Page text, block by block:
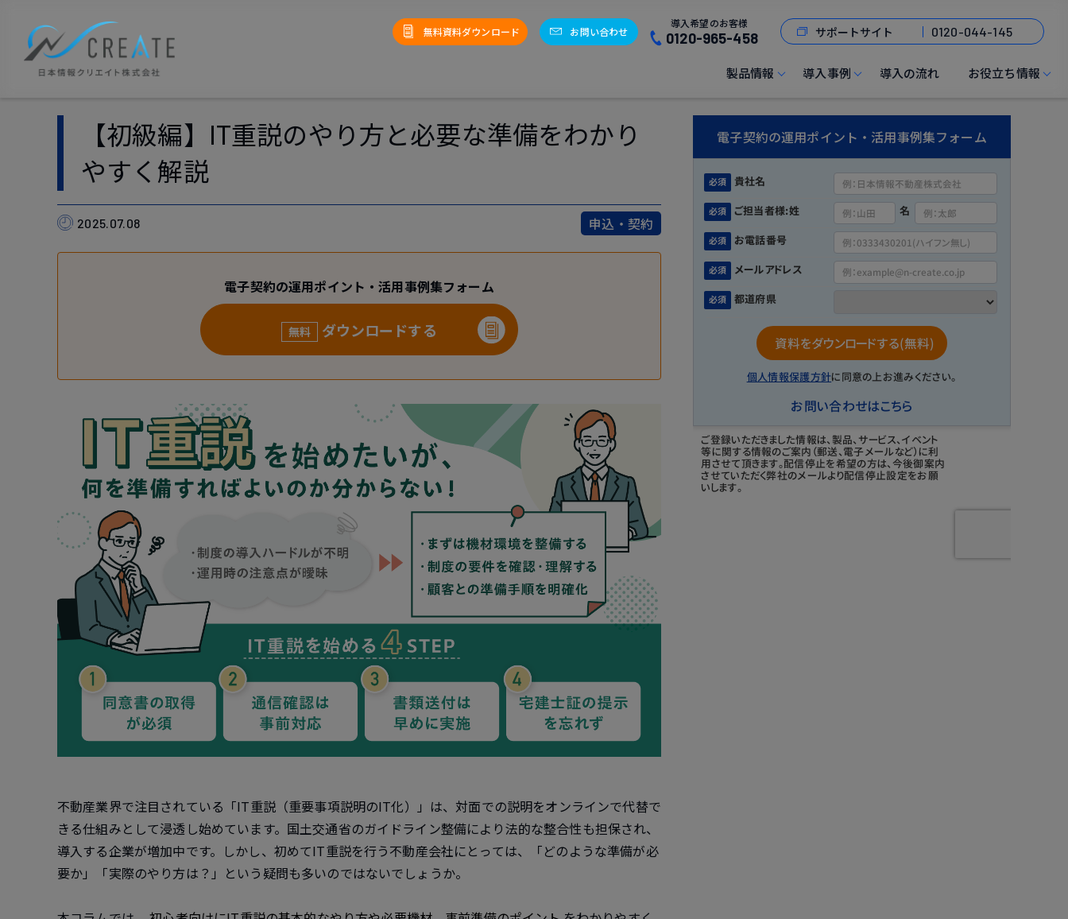
無料資料ダウンロード お問い合わせ
導入希望のお客様
0120-965-458 サポートサイト 0120-044-145
製品情報 導入事例 導入の流れ お役立ち情報
【初級編】IT重説のやり方と必要な準備をわかり
やすく解説
2025.07.08 申込・契約
電子契約の運用ポイント・活用事例集フォーム
無料 ダウンロードする
不動産業界で注目されている「IT重説（重要事項説明のIT化）」は、対面での説明をオンラインで代替で
きる仕組みとして浸透し始めています。国土交通省のガイドライン整備により法的な整合性も担保され、
導入する企業が増加中です。しかし、初めてIT重説を行う不動産会社にとっては、「どのような準備が必
要か」「実際のやり方は？」という疑問も多いのではないでしょうか。
電子契約の運用ポイント・活用事例集フォーム